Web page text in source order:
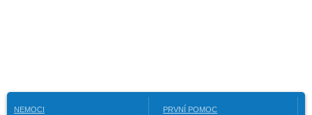
NEMOCI
PRVNÍ POMOC